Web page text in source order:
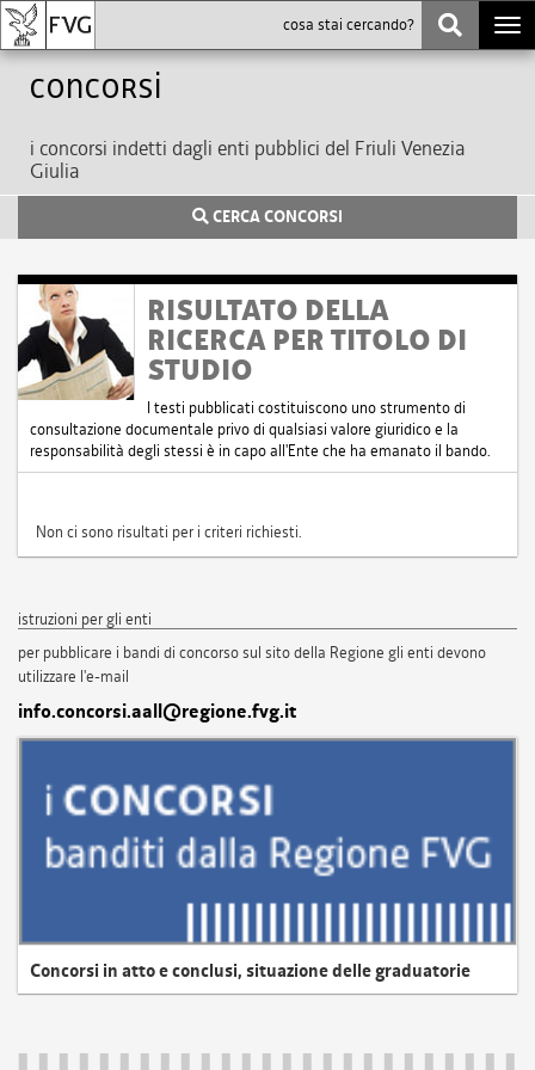
Concorsi
i concorsi indetti dagli enti pubblici del Friuli Venezia
Giulia
CERCA CONCORSI
RISULTATO DELLA
RICERCA PER TITOLO DI
STUDIO
I testi pubblicati costituiscono uno strumento di
consultazione documentale privo di qualsiasi valore giuridico e la
responsabilità degli stessi è in capo all'Ente che ha emanato il bando.
Non ci sono risultati per i criteri richiesti.
istruzioni per gli enti
per pubblicare i bandi di concorso sul sito della Regione gli enti devono
utilizzare l'e-mail
info.concorsi.aall@regione.fvg.it
Concorsi in atto e conclusi, situazione delle graduatorie